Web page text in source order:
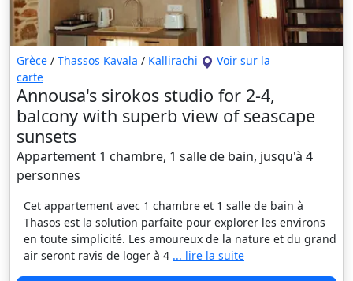
Grèce / Thassos Kavala / Kallirachi
Voir sur la
carte
Annousa's sirokos studio for 2-4,
balcony with superb view of seascape
sunsets
Appartement 1 chambre, 1 salle de bain, jusqu'à 4
personnes
Cet appartement avec 1 chambre et 1 salle de bain à
Thasos est la solution parfaite pour explorer les environs
en toute simplicité. Les amoureux de la nature et du grand
air seront ravis de loger à 4 ... lire la suite